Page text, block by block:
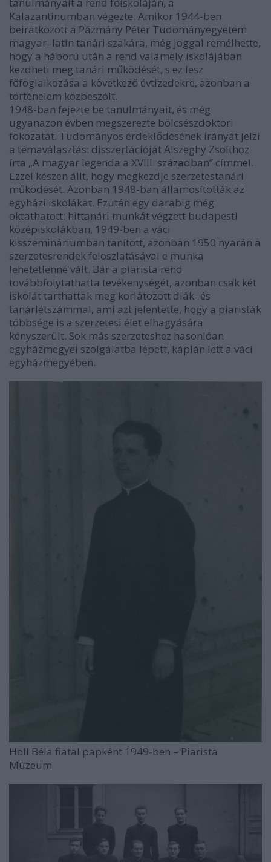
tanulmányait a rend főiskoláján, a
Kalazantinumban végezte. Amikor 1944-ben
beiratkozott a Pázmány Péter Tudományegyetem
magyar–latin tanári szakára, még joggal remélhette,
hogy a háború után a rend valamely iskolájában
kezdheti meg tanári működését, s ez lesz
főfoglalkozása a következő évtizedekre, azonban a
történelem közbeszólt.
1948-ban fejezte be tanulmányait, és még
ugyanazon évben megszerezte bölcsészdoktori
fokozatát. Tudományos érdeklődésének irányát jelzi
a témaválasztás: disszertációját Alszeghy Zsolthoz
írta „A magyar legenda a XVIII. században” címmel.
Ezzel készen állt, hogy megkezdje szerzetestanári
működését. Azonban 1948-ban államosították az
egyházi iskolákat. Ezután egy darabig még
oktathatott: hittanári munkát végzett budapesti
középiskolákban, 1949-ben a váci
kisszemináriumban tanított, azonban 1950 nyarán a
szerzetesrendek feloszlatásával e munka
lehetetlenné vált. Bár a piarista rend
továbbfolytathatta tevékenységét, azonban csak két
iskolát tarthattak meg korlátozott diák- és
tanárlétszámmal, ami azt jelentette, hogy a piaristák
többsége is a szerzetesi élet elhagyására
kényszerült. Sok más szerzeteshez hasonlóan
egyházmegyei szolgálatba lépett, káplán lett a váci
egyházmegyében.
Holl Béla fiatal papként 1949-ben – Piarista
Múzeum